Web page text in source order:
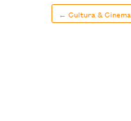
← Cultura & Cinema